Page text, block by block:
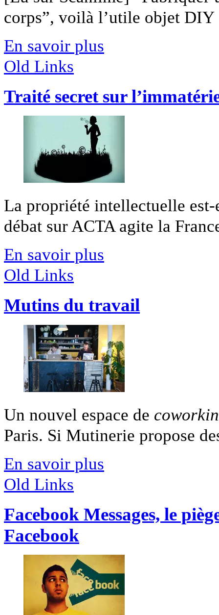
corps”, voilà l’utile objet
En savoir plus
Old Links
Traité secret sur
La propriété intellectuelle
débat sur ACTA agite la
En savoir plus
Old Links
Mutins du travail
Un nouvel espace de
Paris. Si Mutinerie propose
En savoir plus
Old Links
Facebook Messages, le
Facebook